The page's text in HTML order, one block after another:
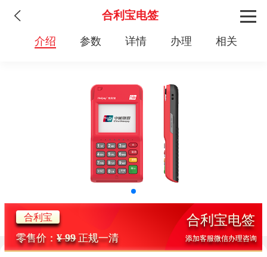
合利宝电签
介绍 参数 详情 办理 相关
合利宝
零售价：¥ 99正规一清
合利宝电签
添加客服微信办理咨询